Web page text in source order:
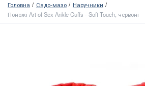
Головна Садо-мазо
Наручники
Поножі Art of Sex Ankle Cuffs - Soft Touch, червоні